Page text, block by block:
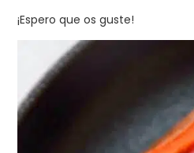
¡Espero que os guste!